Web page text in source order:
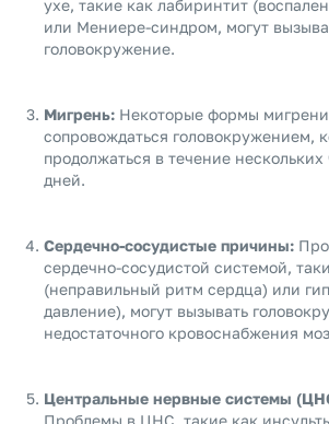
ухе, такие как лабиринтит
или Мениере-синдром, могут
головокружение.
Мигрень: Некоторые формы мигрени
сопровождаться головокружением,
продолжаться в течение
дней.
Сердечно-сосудистые причины:
сердечно-сосудистой системой,
(неправильный ритм сердца) или
давление), могут вызывать
недостаточного кровоснабжения
Центральные нервные системы
Проблемы в ЦНС, такие как